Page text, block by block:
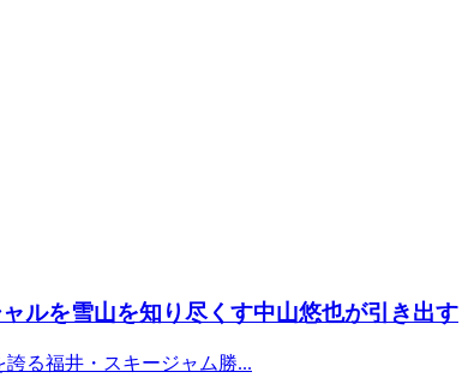
ルを雪山を知り尽くす中山悠也が引き出す
る福井・スキージャム勝...